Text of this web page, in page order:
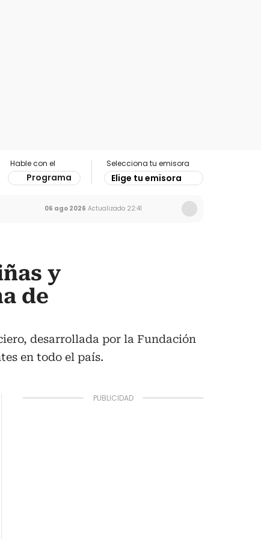
Hable con el
Programa
Selecciona tu emisora
Elige tu emisora
06 ago 2026 Actualizado 22:41
y
de
desarrollada por la Fundación
en todo el país.